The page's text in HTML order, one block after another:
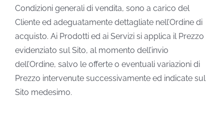
Condizioni generali di vendita, sono a carico del
Cliente ed adeguatamente dettagliate nell’Ordine di
acquisto. Ai Prodotti ed ai Servizi si applica il Prezzo
evidenziato sul Sito, al momento dell’invio
dell’Ordine, salvo le offerte o eventuali variazioni di
Prezzo intervenute successivamente ed indicate sul
Sito medesimo.